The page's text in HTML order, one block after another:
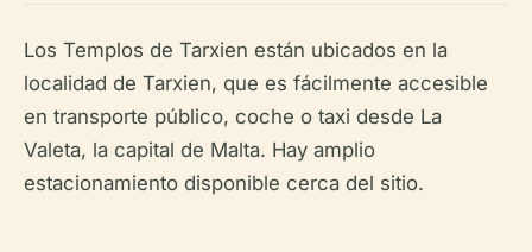
Los Templos de Tarxien están ubicados en la
localidad de Tarxien, que es fácilmente accesible
en transporte público, coche o taxi desde La
Valeta, la capital de Malta. Hay amplio
estacionamiento disponible cerca del sitio.